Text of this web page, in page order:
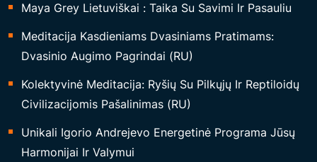
Maya Grey Lietuviškai : Taika Su Savimi Ir Pasauliu
Meditacija Kasdieniams Dvasiniams Pratimams:
Dvasinio Augimo Pagrindai (RU)
Kolektyvinė Meditacija: Ryšių Su Pilkųjų Ir Reptiloidų
Civilizacijomis Pašalinimas (RU)
Unikali Igorio Andrejevo Energetinė Programa Jūsų
Harmonijai Ir Valymui